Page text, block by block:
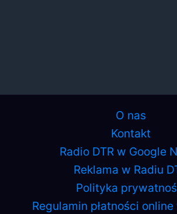
O nas
Kontakt
Radio DTR w Google
Reklama w Radiu
Polityka
Regulamin płatności online